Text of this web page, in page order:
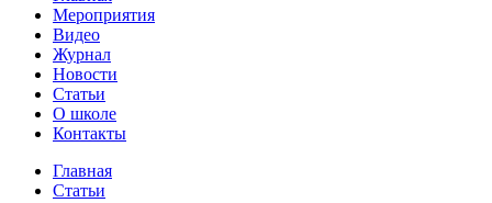
Мероприятия
Видео
Журнал
Новости
Статьи
О школе
Контакты
Главная
Статьи